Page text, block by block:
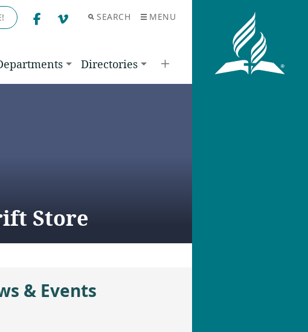
SEARCH MENU
Directories
Store
& Events